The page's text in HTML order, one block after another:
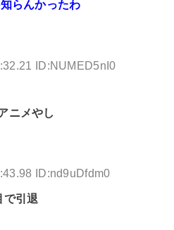
らんかったわ
ID:NUMED5nI0
ニメやし
ID:nd9uDfdm0
で引退